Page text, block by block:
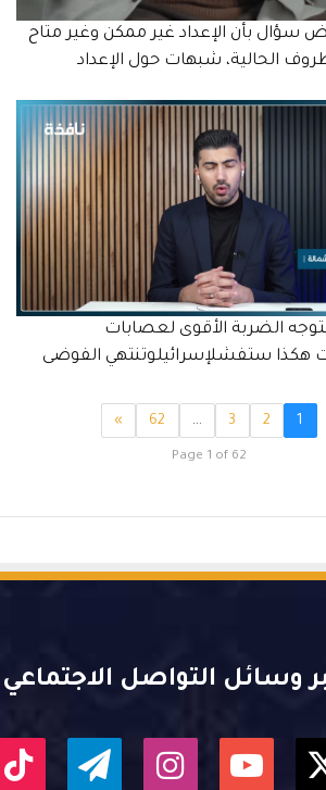
سؤال بأن الإعداد غير ممكن وغير متاح
الحالية، شبهات حول الإعداد
الضربة الأقوى لعصابات
هكذا ستفشلإسرائيلوتنتهي الفوضى
1
2
3
…
62
»
Page 1 of 62
وسائل التواصل الاجتماعي
يوتيوب انستقرامتيلقرام